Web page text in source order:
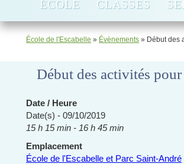
ÉCOLE CLASSES
École de l'Escabelle » Évènements » Début des
Début des activités
Date / Heure
Date(s) - 09/10/2019
15 h 15 min - 16 h 45 min
Emplacement
École de l'Escabelle et Parc Saint-André